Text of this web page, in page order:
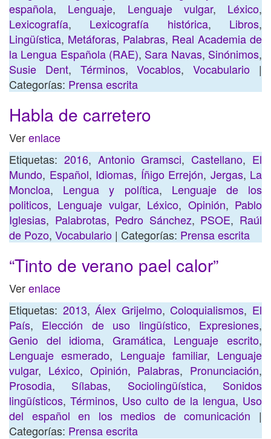
española, Lenguaje, Lenguaje vulgar, Léxico,
Lexicografía, Lexicografía histórica, Libros,
Lingüística, Metáforas, Palabras, Real Academia de
la Lengua Española (RAE), Sara Navas, Sinónimos,
Susie Dent, Términos,Vocablos,Vocabulario |
Categorías: Prensa escrita
Habla de carretero
Verenlace
Etiquetas: 2016, Antonio Gramsci,Castellano, El
Mundo, Español, Idiomas, Íñigo Errejón, Jergas, La
Moncloa, Lengua y política, Lenguaje de los
politicos, Lenguaje vulgar, Léxico, Opinión, Pablo
Iglesias, Palabrotas, Pedro Sánchez, PSOE, Raúl
de Pozo, Vocabulario | Categorías: Prensa escrita
“Tinto de verano pael calor”
Verenlace
Etiquetas: 2013,Álex Grijelmo,Coloquialismos, El
País, Elección de uso lingüístico, Expresiones,
Genio del idioma, Gramática, Lenguaje escrito,
Lenguaje esmerado, Lenguaje familiar, Lenguaje
vulgar, Léxico, Opinión, Palabras, Pronunciación,
Prosodia, Sílabas, Sociolingüística, Sonidos
lingüísticos,Términos, Uso culto de la lengua, Uso
del español en los medios de comunicación |
Categorías: Prensa escrita